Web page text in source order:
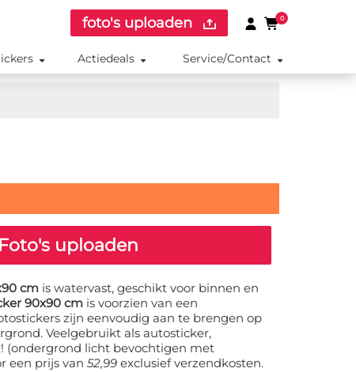
foto's uploaden 0
Actiedeals Service/Contact
Foto's uploaden
cm is watervast, geschikt voor binnen en
90x90 cm is voorzien van een
zijn eenvoudig aan te brengen op
Veelgebruikt als autosticker,
(ondergrond licht bevochtigen met
een prijs van 52,99 exclusief verzendkosten.